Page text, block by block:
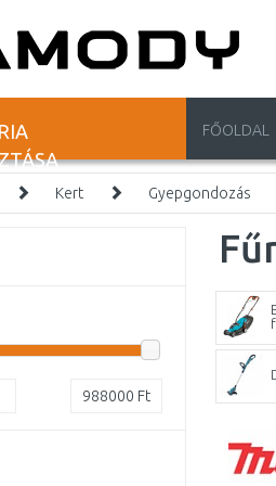
FŐOLDAL
Kert Gyepgondozás
988000 Ft